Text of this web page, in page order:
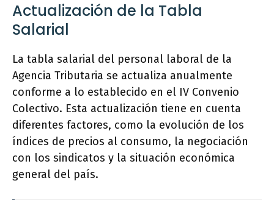
Actualización de la Tabla
Salarial
La tabla salarial del personal laboral de la
Agencia Tributaria se actualiza anualmente
conforme a lo establecido en el IV Convenio
Colectivo. Esta actualización tiene en cuenta
diferentes factores, como la evolución de los
índices de precios al consumo, la negociación
con los sindicatos y la situación económica
general del país.